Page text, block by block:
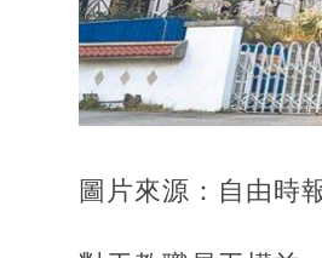
圖片來源：自由時